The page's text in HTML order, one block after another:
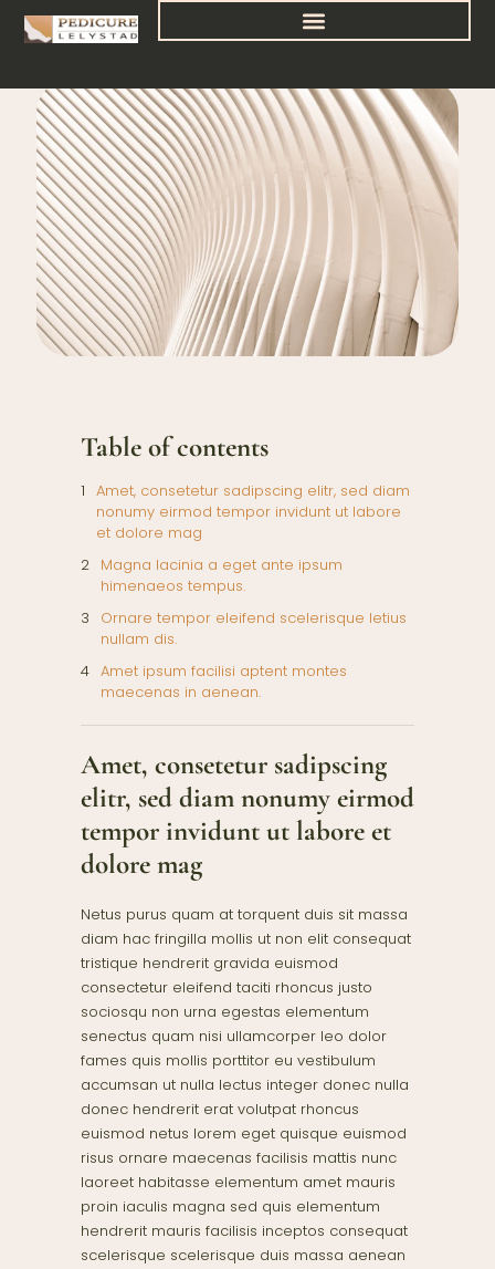
Published by admin on oktober 11, 2022
Table of contents
Amet, consetetur sadipscing elitr, sed diam
nonumy eirmod tempor invidunt ut labore
et dolore mag
Magna lacinia a eget ante ipsum
himenaeos tempus.
Ornare tempor eleifend scelerisque letius
nullam dis.
Amet ipsum facilisi aptent montes
maecenas in aenean.
Amet, consetetur sadipscing
elitr, sed diam nonumy eirmod
tempor invidunt ut labore et
dolore mag
Netus purus quam at torquent duis sit massa
diam hac fringilla mollis ut non elit consequat
tristique hendrerit gravida euismod
consectetur eleifend taciti rhoncus justo
sociosqu non urna egestas elementum
senectus quam nisi ullamcorper leo dolor
fames quis mollis porttitor eu vestibulum
accumsan ut nulla lectus integer donec nulla
donec hendrerit erat volutpat rhoncus
euismod netus lorem eget quisque euismod
risus ornare maecenas facilisis mattis nunc
laoreet habitasse elementum amet mauris
proin iaculis magna sed quis elementum
hendrerit mauris facilisis inceptos consequat
scelerisque scelerisque duis massa aenean